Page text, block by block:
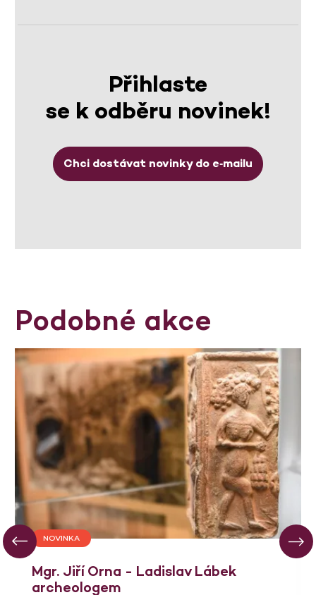
Přihlaste
se k odběru novinek!
Chci dostávat novinky do e‑mailu
Podobné akce
NOVINKA
Mgr. Jiří Orna - Ladislav Lábek
archeologem